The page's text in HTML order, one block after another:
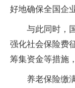
好地确保全国企
与此同时，
强化社会保险费
筹集资金等措施
养老保险缴